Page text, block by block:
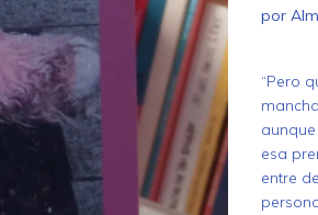
por
“Pero
esa
entre